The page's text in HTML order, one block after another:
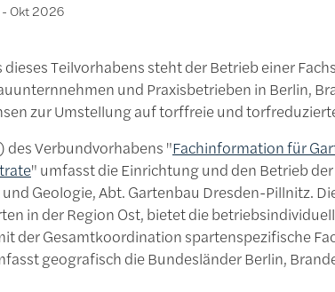
Okt 2026
dieses Teilvorhabens steht der Betrieb einer
und Praxisbetrieben in Berlin,
zur Umstellung auf torffreie und
des Verbundvorhabens "Fachinformation für
" umfasst die Einrichtung und den Betrieb
Geologie, Abt. Gartenbau Dresden-Pillnitz.
in der Region Ost, bietet die
der Gesamtkoordination spartenspezifische
geografisch die Bundesländer Berlin,